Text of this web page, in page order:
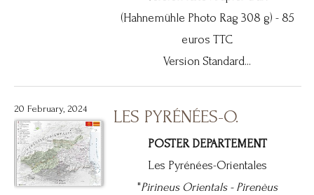
(Hahnemühle Photo Rag 308 g) - 85
euros TTC
Version Standard...
20 February, 2024 LES PYRÉNÉES-O.
POSTER DEPARTEMENT
Les Pyrénées-Orientales
"Pirineus Orientals - Pirenèus